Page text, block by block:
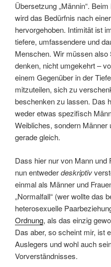
Übersetzung „Männin“.
wird das Bedürfnis nach
hervorgehoben. Intimität ist
tiefere, umfassendere und
Menschen. Wir müssen
denken, nicht umgekehrt –
einem Gegenüber in der
mitzuteilen, sich zu
beschenken zu lassen. Das
weder etwas spezifisch
Weibliches, sondern Männer
gerade gleich.
Dass hier nur von Mann und
nun entwederdeskriptiv
einmal als Männer und
„Normalfall“ (wer wollte das
heterosexuelle
Ordnung, als das einzig
Das aber, so scheint mir, ist
Auslegers und wohl auch
Vorverständnisses.